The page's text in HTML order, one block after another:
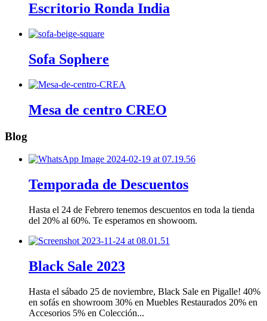
Escritorio Ronda India
Sofa Sophere
Mesa de centro CREO
Blog
Temporada de Descuentos
Hasta el 24 de Febrero tenemos descuentos en toda la tienda
del 20% al 60%. Te esperamos en showoom.
Black Sale 2023
Hasta el sábado 25 de noviembre, Black Sale en Pigalle! 40%
en sofás en showroom 30% en Muebles Restaurados 20% en
Accesorios 5% en Colección...